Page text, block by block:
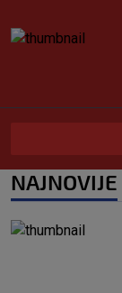
NAJNOVIJE